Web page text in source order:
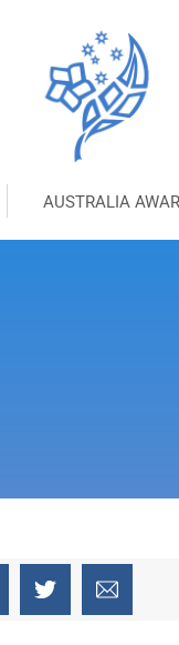
AUSTRALIA